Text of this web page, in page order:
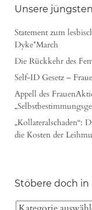
Unsere
Statement zum
Dyke*March
Die Rückkehr des
Self-ID Gesetz –
Appell des
„Kollateralschaden“:
die Kosten der
Stöbere doch